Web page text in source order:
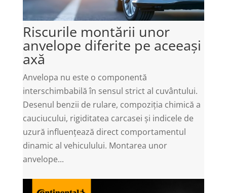
Riscurile montării unor
anvelope diferite pe aceeași
axă
Anvelopa nu este o componentă
interschimbabilă în sensul strict al cuvântului.
Desenul benzii de rulare, compoziția chimică a
cauciucului, rigiditatea carcasei și indicele de
uzură influențează direct comportamentul
dinamic al vehiculului. Montarea unor
anvelope...